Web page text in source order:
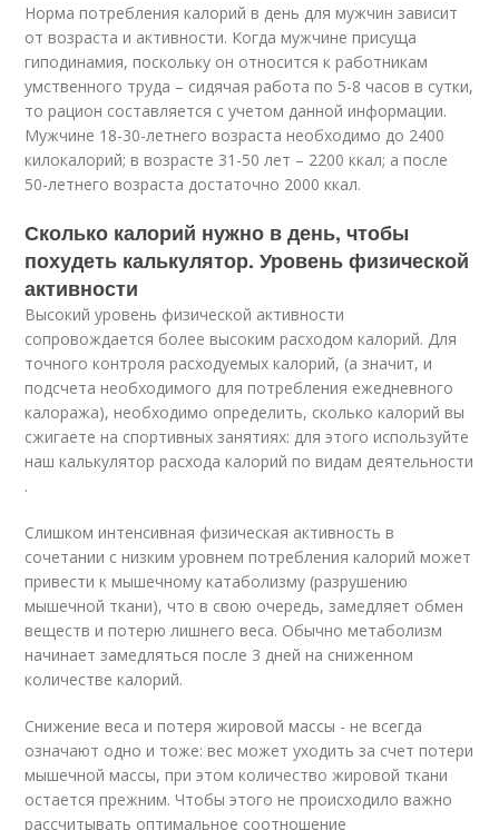
Норма потребления калорий в день для мужчин зависит
от возраста и активности. Когда мужчине присуща
гиподинамия, поскольку он относится к работникам
умственного труда – сидячая работа по 5-8 часов в сутки,
то рацион составляется с учетом данной информации.
Мужчине 18-30-летнего возраста необходимо до 2400
килокалорий; в возрасте 31-50 лет – 2200 ккал; а после
50-летнего возраста достаточно 2000 ккал.
Сколько калорий нужно в день, чтобы
похудеть калькулятор. Уровень физической
активности
Высокий уровень физической активности
сопровождается более высоким расходом калорий. Для
точного контроля расходуемых калорий, (а значит, и
подсчета необходимого для потребления ежедневного
калоража), необходимо определить, сколько калорий вы
сжигаете на спортивных занятиях: для этого используйте
наш калькулятор расхода калорий по видам деятельности
.
Слишком интенсивная физическая активность в
сочетании с низким уровнем потребления калорий может
привести к мышечному катаболизму (разрушению
мышечной ткани), что в свою очередь, замедляет обмен
веществ и потерю лишнего веса. Обычно метаболизм
начинает замедляться после 3 дней на сниженном
количестве калорий.
Снижение веса и потеря жировой массы - не всегда
означают одно и тоже: вес может уходить за счет потери
мышечной массы, при этом количество жировой ткани
остается прежним. Чтобы этого не происходило важно
рассчитывать оптимальное соотношение